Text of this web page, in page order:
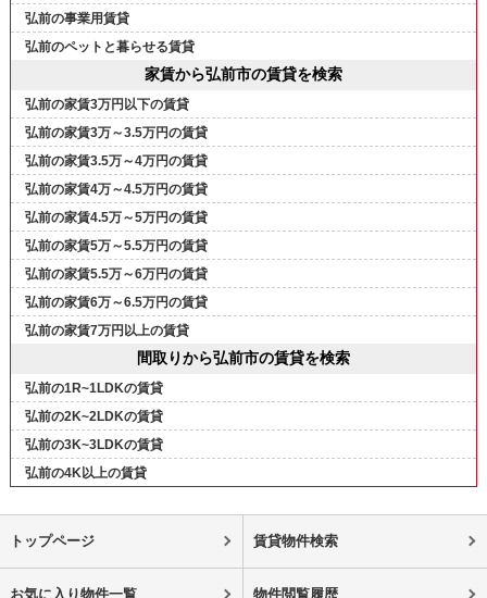
弘前の事業用賃貸
弘前のペットと暮らせる賃貸
家賃から弘前市の賃貸を検索
弘前の家賃3万円以下の賃貸
弘前の家賃3万～3.5万円の賃貸
弘前の家賃3.5万～4万円の賃貸
弘前の家賃4万～4.5万円の賃貸
弘前の家賃4.5万～5万円の賃貸
弘前の家賃5万～5.5万円の賃貸
弘前の家賃5.5万～6万円の賃貸
弘前の家賃6万～6.5万円の賃貸
弘前の家賃7万円以上の賃貸
間取りから弘前市の賃貸を検索
弘前の1R~1LDKの賃貸
弘前の2K~2LDKの賃貸
弘前の3K~3LDKの賃貸
弘前の4K以上の賃貸
トップページ 賃貸物件検索
お気に入り物件一覧 物件閲覧履歴